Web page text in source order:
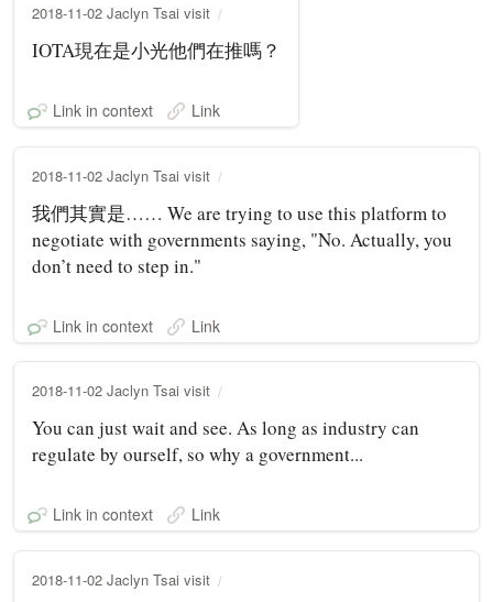
2018-11-02 Jaclyn Tsai visit
IOTA現在是小光他們在推嗎？
Link in context Link
2018-11-02 Jaclyn Tsai visit
我們其實是…… We are trying to use this platform to
negotiate with governments saying, "No. Actually, you
don’t need to step in."
Link in context Link
2018-11-02 Jaclyn Tsai visit
You can just wait and see. As long as industry can
regulate by ourself, so why a government...
Link in context Link
2018-11-02 Jaclyn Tsai visit